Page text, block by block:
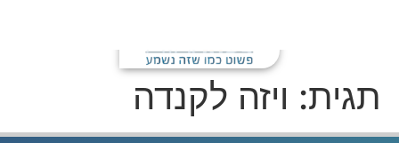
תגית: ויזה לקנדה